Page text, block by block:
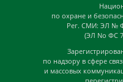
по охране и
Рег. СМИ: ЭЛ №
(ЭЛ No ФС
по надзору в сфере
и массовых